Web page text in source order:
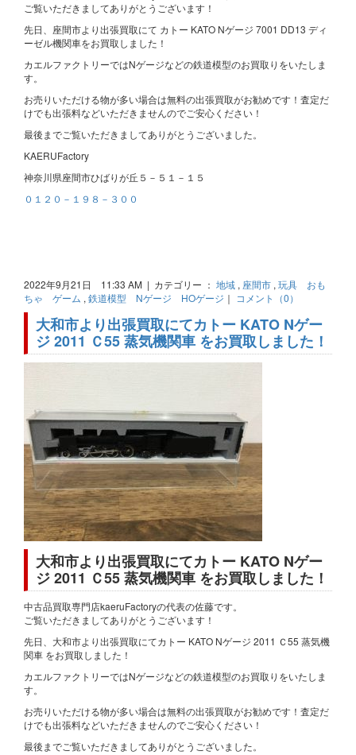
ご覧いただきましてありがとうございます！
先日、座間市より出張買取にて カトー KATO Nゲージ 7001 DD13 ディ
ーゼル機関車をお買取しました！
カエルファクトリーではNゲージなどの鉄道模型のお買取りをいたしま
す。
お売りいただける物が多い場合は無料の出張買取がお勧めです！査定だ
けでも出張料などいただきませんのでご安心ください！
最後までご覧いただきましてありがとうございました。
KAERUFactory
神奈川県座間市ひばりが丘５－５１－１５
０１２０－１９８－３００
2022年9月21日 11:33 AM | カテゴリー ： 地域 , 座間市 , 玩具 おも
ちゃ ゲーム , 鉄道模型 Nゲージ HOゲージ ｜ コメント（0）
大和市より出張買取にてカトー KATO Nゲー
ジ 2011 Ｃ55 蒸気機関車 をお買取しました！
大和市より出張買取にてカトー KATO Nゲー
ジ 2011 Ｃ55 蒸気機関車 をお買取しました！
中古品買取専門店kaeruFactoryの代表の佐藤です。
ご覧いただきましてありがとうございます！
先日、大和市より出張買取にてカトー KATO Nゲージ 2011 Ｃ55 蒸気機
関車 をお買取しました！
カエルファクトリーではNゲージなどの鉄道模型のお買取りをいたしま
す。
お売りいただける物が多い場合は無料の出張買取がお勧めです！査定だ
けでも出張料などいただきませんのでご安心ください！
最後までご覧いただきましてありがとうございました。